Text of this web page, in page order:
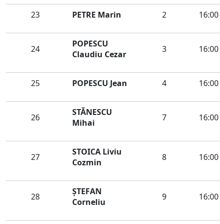
23 PETRE Marin 2 16:00
24
POPESCU
Claudiu Cezar
3 16:00
25 POPESCU Jean 4 16:00
26
STĂNESCU
Mihai
7 16:00
27
STOICA Liviu
Cozmin
8 16:00
28
ŞTEFAN
Corneliu
9 16:00